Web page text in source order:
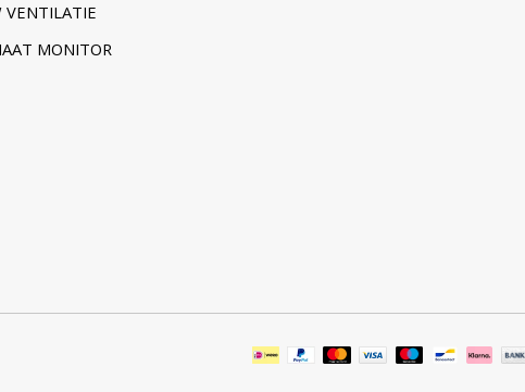
VENTILATIE
MONITOR